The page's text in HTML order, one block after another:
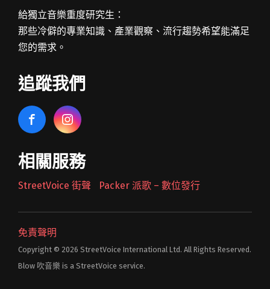
給獨立音樂重度研究生：
那些冷僻的專業知識、產業觀察、流行趨勢希望能滿足
您的需求。
追蹤我們
相關服務
StreetVoice 街聲 Packer 派歌 – 數位發行
免責聲明
Copyright © 2026 StreetVoice International Ltd. All Rights Reserved.
Blow 吹音樂 is a StreetVoice service.